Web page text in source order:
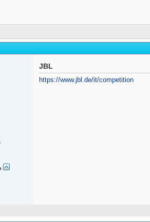
JBL
https://www.jbl.de/it/competition